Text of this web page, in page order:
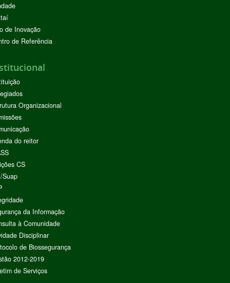
de Inovação
de Referência
Organizacional
do reitor
CS
Suap
da Informação
à Comunidade
Disciplinar
de Biossegurança
2012-2019
de Serviços